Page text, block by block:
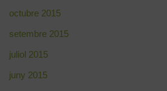
octubre 2015
setembre 2015
juliol 2015
juny 2015